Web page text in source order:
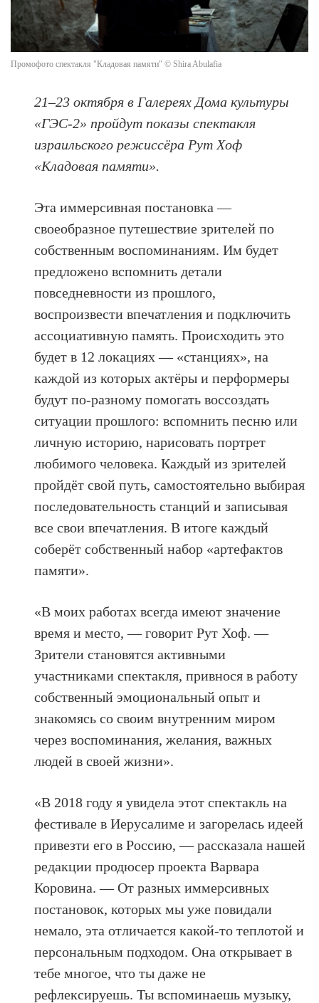
Промофото спектакля "Кладовая памяти" © Shira Abulafia
21–23 октября в Галереях Дома культуры
«ГЭС-2» пройдут показы спектакля
израильского режиссёра Рут Хоф
«Кладовая памяти».
Эта иммерсивная постановка —
своеобразное путешествие зрителей по
собственным воспоминаниям. Им будет
предложено вспомнить детали
повседневности из прошлого,
воспроизвести впечатления и подключить
ассоциативную память. Происходить это
будет в 12 локациях — «станциях», на
каждой из которых актёры и перформеры
будут по-разному помогать воссоздать
ситуации прошлого: вспомнить песню или
личную историю, нарисовать портрет
любимого человека. Каждый из зрителей
пройдёт свой путь, самостоятельно выбирая
последовательность станций и записывая
все свои впечатления. В итоге каждый
соберёт собственный набор «артефактов
памяти».
«В моих работах всегда имеют значение
время и место, — говорит Рут Хоф. —
Зрители становятся активными
участниками спектакля, привнося в работу
собственный эмоциональный опыт и
знакомясь со своим внутренним миром
через воспоминания, желания, важных
людей в своей жизни».
«В 2018 году я увидела этот спектакль на
фестивале в Иерусалиме и загорелась идеей
привезти его в Россию, — рассказала нашей
редакции продюсер проекта Варвара
Коровина. — От разных иммерсивных
постановок, которых мы уже повидали
немало, эта отличается какой-то теплотой и
персональным подходом. Она открывает в
тебе многое, что ты даже не
рефлексируешь. Ты вспоминаешь музыку,